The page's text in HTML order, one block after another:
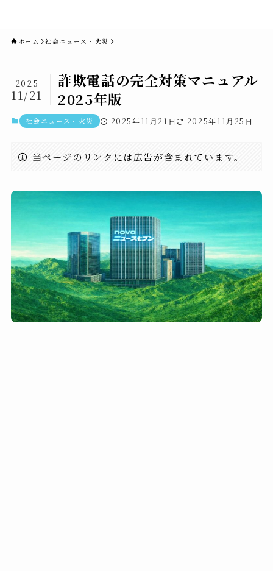
ホーム 社会ニュース・火災
詐欺電話の完全対策マニュアル
2025年版
2025
11/21
社会ニュース・火災 2025年11月21日 2025年11月25日
当ページのリンクには広告が含まれています。